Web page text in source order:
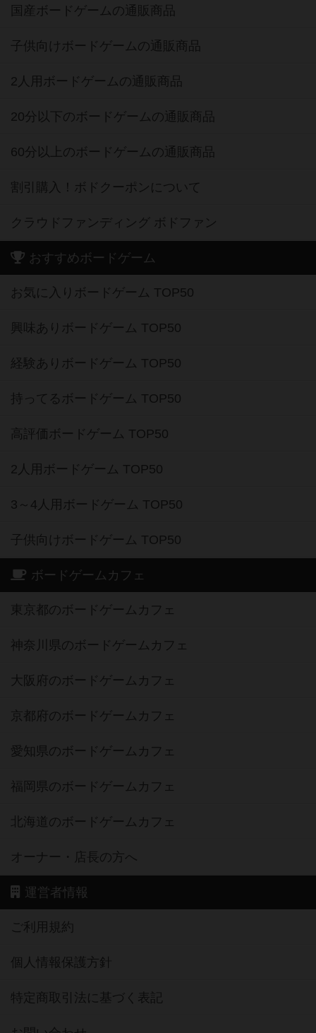
国産ボードゲームの通販商品
子供向けボードゲームの通販商品
2人用ボードゲームの通販商品
20分以下のボードゲームの通販商品
60分以上のボードゲームの通販商品
割引購入！ボドクーポンについて
クラウドファンディング ボドファン
おすすめボードゲーム
お気に入りボードゲーム TOP50
興味ありボードゲーム TOP50
経験ありボードゲーム TOP50
持ってるボードゲーム TOP50
高評価ボードゲーム TOP50
2人用ボードゲーム TOP50
3～4人用ボードゲーム TOP50
子供向けボードゲーム TOP50
ボードゲームカフェ
東京都のボードゲームカフェ
神奈川県のボードゲームカフェ
大阪府のボードゲームカフェ
京都府のボードゲームカフェ
愛知県のボードゲームカフェ
福岡県のボードゲームカフェ
北海道のボードゲームカフェ
オーナー・店長の方へ
運営者情報
ご利用規約
個人情報保護方針
特定商取引法に基づく表記